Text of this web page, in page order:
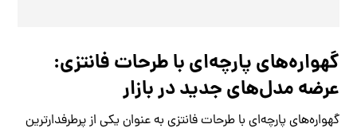
گهواره‌های پارچه‌ای با طرحات فانتزی:
عرضه مدل‌های جدید در بازار
گهواره‌های پارچه‌ای با طرحات فانتزی به عنوان یکی از پرطرفدارترین